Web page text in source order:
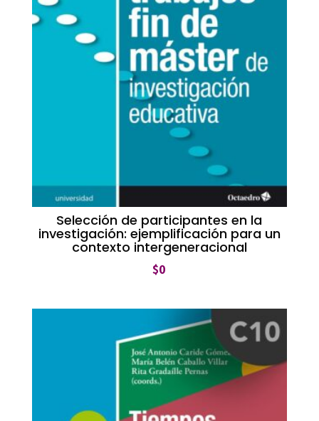
Selección de participantes en la
investigación: ejemplificación para un
contexto intergeneracional
$0